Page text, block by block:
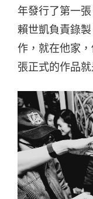
年發行了第一
賴世凱負責錄
作，就在他家
張正式的作品就